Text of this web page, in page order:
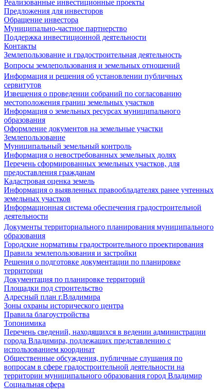
Реализованные инвестиционные проекты
Предложения для инвесторов
Обращение инвестора
Муниципально-частное партнерство
Поддержка инвестиционной деятельности
Контакты
Землепользование и градостроительная деятельность
Вопросы землепользования и земельных отношений
Информация и решения об установлении публичных
сервитутов
Извещения о проведении собраний по согласованию
местоположения границ земельных участков
Информация о земельных ресурсах муниципального
образования
Оформление документов на земельные участки
Землепользование
Муниципальный земельный контроль
Информация о невостребованных земельных долях
Перечень сформированных земельных участков, для
предоставления гражданам
Кадастровая оценка земель
Информация о выявленных правообладателях ранее учтенных
земельных участков
Информационная система обеспечения градостроительной
деятельности
Документы территориального планирования муниципального
образования
Городские нормативы градостроительного проектирования
Правила землепользования и застройки
Решения о подготовке документации по планировке
территории
Документация по планировке территорий
Площадки под строительство
Адресный план г.Владимира
Зоны охраны исторического центра
Правила благоустройства
Топонимика
Перечень сведений, находящихся в ведении администрации
города Владимира, подлежащих представлению с
использованием координат
Общественные обсуждения, публичные слушания по
вопросам в сфере градостроительной деятельности на
территории муниципального образования город Владимир
Социальная сфера